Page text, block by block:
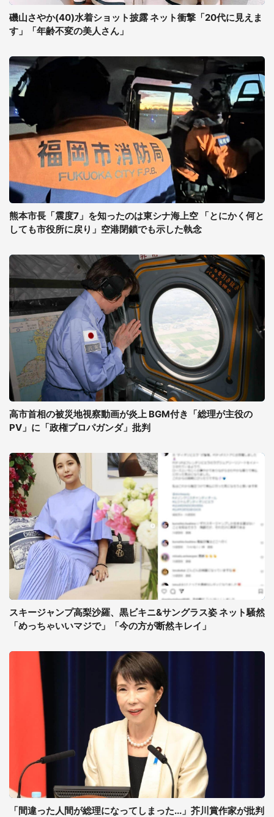
磯山さやか(40)水着ショット披露 ネット衝撃「20代に見えま
す」「年齢不変の美人さん」
熊本市長「震度7」を知ったのは東シナ海上空 「とにかく何と
しても市役所に戻り」空港閉鎖でも示した執念
高市首相の被災地視察動画が炎上 BGM付き「総理が主役の
PV」に「政権プロパガンダ」批判
スキージャンプ高梨沙羅、黒ビキニ&サングラス姿 ネット騒然
「めっちゃいいマジで」「今の方が断然キレイ」
「間違った人間が総理になってしまった...」芥川賞作家が批判